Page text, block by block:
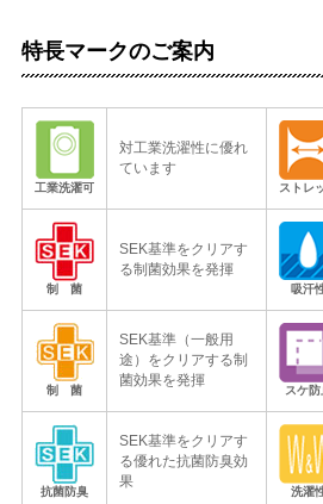
特長マークのご案内
工業洗濯可
対工業洗濯性に優れ
ています
ストレ
制 菌
SEK基準をクリアす
る制菌効果を発揮
吸汗
制 菌
SEK基準（一般用
途）をクリアする制
菌効果を発揮
スケ防
抗菌防臭
SEK基準をクリアす
る優れた抗菌防臭効
果
洗濯